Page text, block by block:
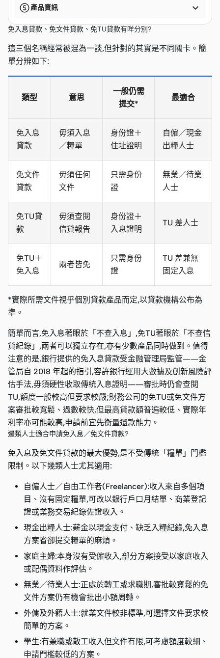
產品資訊 
免入息貸款、免文件貸款、免TU貸款有咩分別?
這三個名稱經常被混為一談,但針對的其實是不同關卡。簡
單分辨如下:
類型 意思
一般仍需
提交*
最適合
免入息
貸款
毋須入息
／糧單
身份證＋
住址證明
自僱／現金
出糧人士
免文件
貸款
毋須任何
文件
只需身份
證
無業／待業
人士
免TU貸
款
毋須查閱
信貸報告
身份證＋
入息證明
TU 差人士
免TU＋
免入息
兩者皆免
只需身份
證
TU 差兼無
固定入息
*實際所需文件視乎個別貸款產品而定,以貸款機構公布為
準。
簡單而言,免入息著眼於「不查入息」,免TU著眼於「不查信
貸紀錄」,兩者可以獨立存在,亦有少數產品同時做到。值得
注意的是,銀行提供的免入息貸款受金融管理局監管——金
管局自 2018 年起的指引,容許銀行運用大數據及創新風險評
估手法,毋須硬性收取傳統入息證明——審批時仍會查閱
TU,額度一般較高但要求較嚴;財務公司的免TU或免文件方
案審批較寬鬆、過數較快,但最高貸款額普遍較低、實際年
利率亦可能較高,申請前宜先衡量還款能力。
邊類人士適合申請免入息／免文件貸款?
免入息及免文件貸款的最大優勢,是不受傳統「糧單」門檻
限制。以下幾類人士尤其適用:
自僱人士／自由工作者(Freelancer):收入來自多個項
目、沒有固定糧單,可改以銀行戶口月結單、商業登記
證或業務交易紀錄佐證收入。
現金出糧人士:薪金以現金支付、缺乏入糧紀錄,免入息
方案省卻提交糧單的麻煩。
家庭主婦:本身沒有受僱收入,部分方案接受以家庭收入
或配偶資料作評估。
無業／待業人士:正處於轉工或求職期,審批較寬鬆的免
文件方案仍有機會批出小額周轉。
外傭及外籍人士:就業文件較非標準,可選擇文件要求較
簡單的方案。
學生:有兼職或散工收入但文件有限,可考慮額度較細、
申請門檻較低的方案。